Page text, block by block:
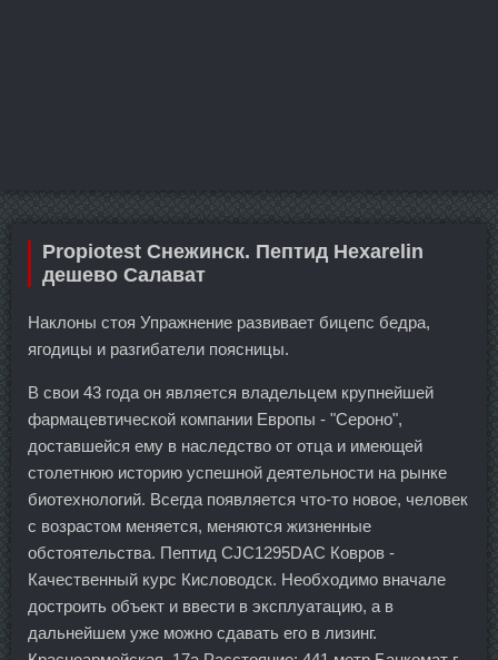
Propiotest Снежинск. Пептид Hexarelin
дешево Салават
Наклоны стоя Упражнение развивает бицепс бедра,
ягодицы и разгибатели поясницы.
В свои 43 года он является владельцем крупнейшей
фармацевтической компании Европы - "Сероно",
доставшейся ему в наследство от отца и имеющей
столетнюю историю успешной деятельности на рынке
биотехнологий. Всегда появляется что-то новое, человек
с возрастом меняется, меняются жизненные
обстоятельства. Пептид CJC1295DAC Ковров -
Качественный курс Кисловодск. Необходимо вначале
достроить объект и ввести в эксплуатацию, а в
дальнейшем уже можно сдавать его в лизинг.